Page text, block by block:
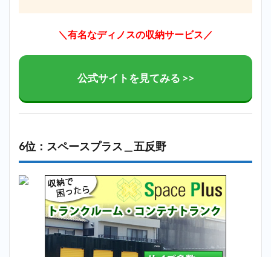
＼有名なディノスの収納サービス／
公式サイトを見てみる >>
6位：スペースプラス＿五反野